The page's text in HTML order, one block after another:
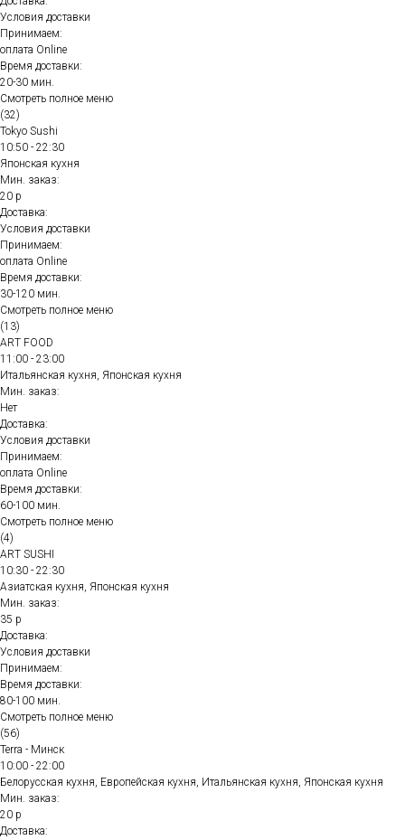
Условия доставки
Принимаем:
оплата Online
Время доставки:
20-30 мин.
Смотреть полное меню
(32)
Tokyo Sushi
10:50 - 22:30
Японская кухня
Мин. заказ:
20 р
Доставка:
Условия доставки
Принимаем:
оплата Online
Время доставки:
30-120 мин.
Смотреть полное меню
(13)
ART FOOD
11:00 - 23:00
Итальянская кухня, Японская кухня
Мин. заказ:
Нет
Доставка:
Условия доставки
Принимаем:
оплата Online
Время доставки:
60-100 мин.
Смотреть полное меню
(4)
ART SUSHI
10:30 - 22:30
Азиатская кухня, Японская кухня
Мин. заказ:
35 р
Доставка:
Условия доставки
Принимаем:
Время доставки:
80-100 мин.
Смотреть полное меню
(56)
Terra - Минск
10:00 - 22:00
Белорусская кухня, Европейская кухня, Итальянская кухня, Японская кухня
Мин. заказ:
20 р
Доставка: